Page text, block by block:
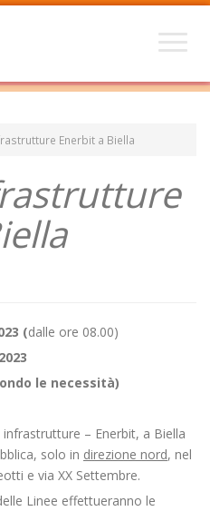
Enerbit a Biella
(dalle ore 08.00)
le necessità)
– Enerbit, a Biella
solo in direzione nord, nel
e via XX Settembre.
Linee effettueranno le